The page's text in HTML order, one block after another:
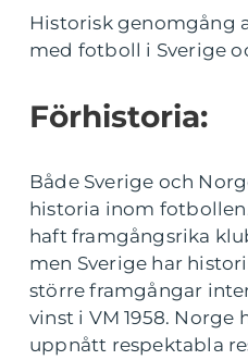
Historisk genomgång
med fotboll i Sverige
Förhistoria:
Både Sverige och
historia inom
haft framgångsrika
men Sverige har
större framgångar
vinst i VM 1958. Norge
uppnått respektabla